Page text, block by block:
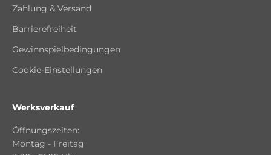
Zahlung & Versand
Barrierefreiheit
Gewinnspielbedingungen
Cookie-Einstellungen
Werksverkauf
Öffnungszeiten:
Montag - Freitag